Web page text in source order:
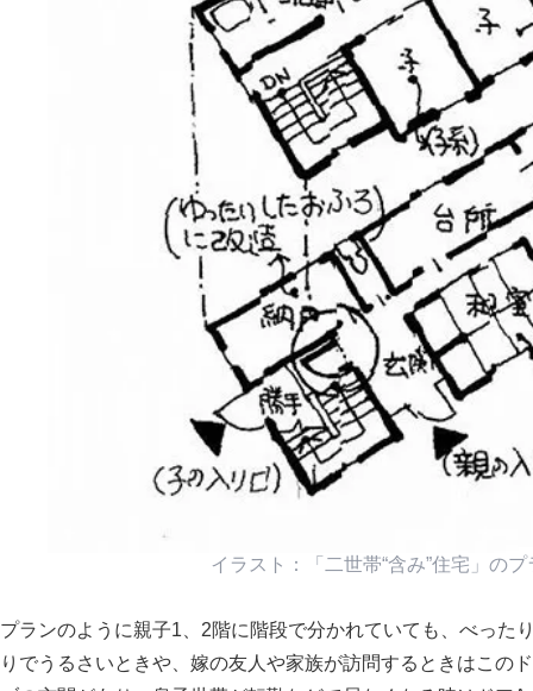
イラスト： 二世帯“含み”住宅 のプ
プランのように親子1、2階に階段で分かれていても、べった
りでうるさいときや、嫁の友人や家族が訪問するときはこの